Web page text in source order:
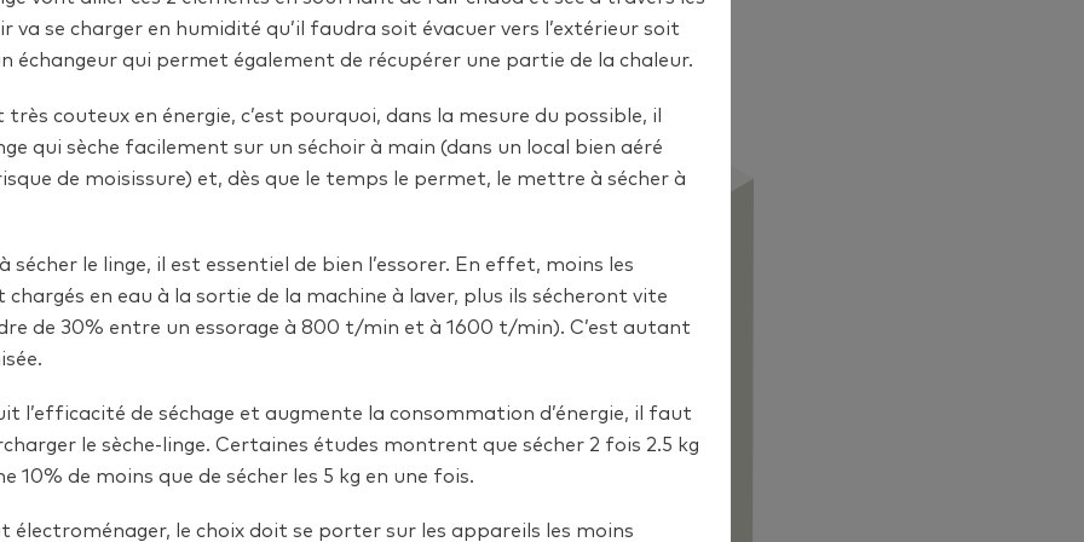
Mes primes Habitation
sera vite rentabilisé.
sont les portes sectionnelles qui présentent les meilleures isolation et
si remplacer la porte n’est pas envisageable, placer une tenture
volet côté extérieur permet d’assurer une meilleure isolation et
d’air.
rempli est plus performant qu’un à moitié vide : il n’est pas utile de
inoccupé. Il est donc important de s’équiper d’un surgélateur de taille
litres par personne en milieu rural.
vides dans le réfrigérateur, on peut y placer des vieux pains récupérés
En effet, ceux-ci créeront plus d’inertie thermique dans le
va se charger en humidité qu’il faudra soit évacuer vers l’extérieur soit
échangeur qui permet également de récupérer une partie de la chaleur.
très couteux en énergie, c’est pourquoi, dans la mesure du possible, il
qui sèche facilement sur un séchoir à main (dans un local bien aéré
de moisissure) et, dès que le temps le permet, le mettre à sécher à
le linge, il est essentiel de bien l’essorer. En effet, moins les
en eau à la sortie de la machine à laver, plus ils sécheront vite
de 30% entre un essorage à 800 t/min et à 1600 t/min). C’est autant
l’efficacité de séchage et augmente la consommation d’énergie, il faut
le sèche-linge. Certaines études montrent que sécher 2 fois 2.5 kg
10% de moins que de sécher les 5 kg en une fois.
électroménager, le choix doit se porter sur les appareils les moins
la température la plus basse possible.
sont efficaces à basse température. En lavant le linge normalement sale
de faire fonctionner une machine pleine que deux remplies à moitié, il
utiliser la machine au maximum de sa capacité.
suffisante dans la plupart des cas. On l’utilisera donc dès que
utile, on l’évitera tant que possible et on économisera ainsi de
électroménager, en cas de remplacement, le choix doit se porter sur les
énergivores (A).
probablement pas le système le plus performant de votre maison pour